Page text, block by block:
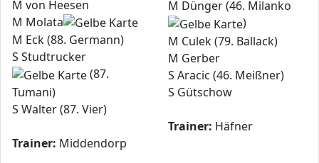
M von Heesen
M Molata
M Eck (88. Germann)
S Studtrucker
(87.
Tumani)
S Walter (87. Vier)
Trainer: Middendorp
M Dünger (46. Milanko
)
M Culek (79. Ballack)
M Gerber
S Aracic (46. Meißner)
S Gütschow
Trainer: Häfner